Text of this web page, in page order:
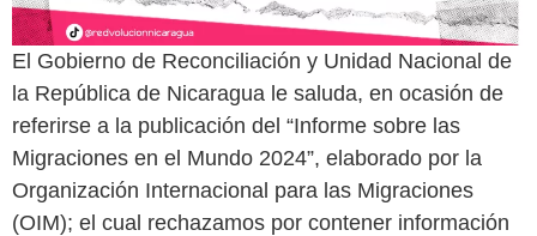
El Gobierno de Reconciliación y Unidad Nacional de
la República de Nicaragua le saluda, en ocasión de
referirse a la publicación del “Informe sobre las
Migraciones en el Mundo 2024”, elaborado por la
Organización Internacional para las Migraciones
(OIM); el cual rechazamos por contener información